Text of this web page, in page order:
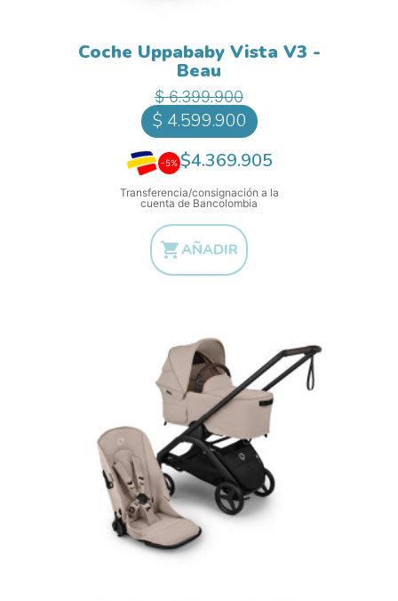
Coche Uppababy Vista V3 -
BeauPrecio base
$ 6.399.900
$ 4.599.900
-5% $4.369.905
Transferencia/consignación a la
cuenta de Bancolombia
AÑADIR